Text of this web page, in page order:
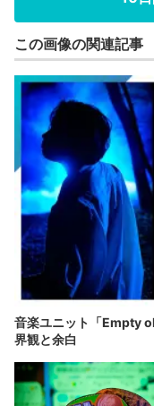
この画像の関連記事
音楽ユニット「Empty
界観と余白